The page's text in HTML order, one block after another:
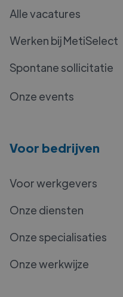
Alle vacatures
Werken bij MetiSelect
Spontane sollicitatie
Onze events
Voor bedrijven
Voor werkgevers
Onze diensten
Onze specialisaties
Onze werkwijze